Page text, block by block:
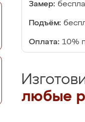
Замер:
Подъём:
Оплата: 10%
любые